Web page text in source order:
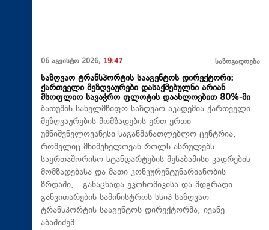
06 აგვისტო 2026, 19:47 საზოგადოება
საზღვაო ტრანსპორტის სააგენტოს დირექტორი:
ქართველი მეზღვაურები დასაქმებულნი არიან
მსოფლიო სავაჭრო ფლოტის დაახლოებით 80%-ში
ბათუმის სახელმწიფო საზღვაო აკადემია ქართველი
მეზღვაურების მომზადების ერთ-ერთი
უმნიშვნელოვანესი საგანმანათლებლო ცენტრია,
რომელიც მნიშვნელოვან როლს ასრულებს
საერთაშორისო სტანდარტების შესაბამისი კადრების
მომზადებასა და მათი კონკურენტუნარიანობის
ზრდაში, - განაცხადა ეკონომიკისა და მდგრადი
განვითარების სამინისტროს სსიპ საზღვაო
ტრანსპორტის სააგენტოს დირექტორმა, ივანე
აბაშიძემ.